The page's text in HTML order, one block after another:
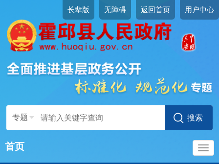
长辈版 无障碍 返回首页 用户中心
专题
首页